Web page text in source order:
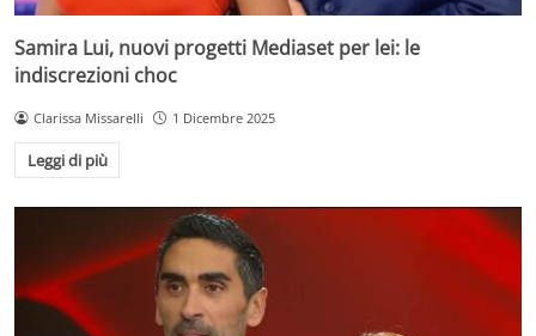
Samira Lui, nuovi progetti Mediaset per lei: le
indiscrezioni choc
Clarissa Missarelli 1 Dicembre 2025
Leggi di più